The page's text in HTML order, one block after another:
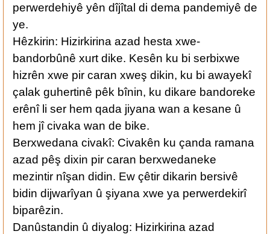
perwerdehiyê yên dîjîtal di dema pandemiyê de
ye.
Hêzkirin: Hizirkirina azad hesta xwe-
bandorbûnê xurt dike. Kesên ku bi serbixwe
hizrên xwe pir caran xweş dikin, ku bi awayekî
çalak guhertinê pêk bînin, ku dikare bandoreke
erênî li ser hem qada jiyana wan a kesane û
hem jî civaka wan de bike.
Berxwedana civakî: Civakên ku çanda ramana
azad pêş dixin pir caran berxwedaneke
mezintir nîşan didin. Ew çêtir dikarin bersivê
bidin dijwarîyan û şiyana xwe ya perwerdekirî
biparêzin.
Danûstandin û diyalog: Hizirkirina azad